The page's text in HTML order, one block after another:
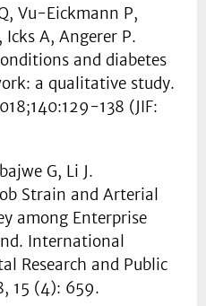
Vu-Eickmann P,
A, Angerer P.
and diabetes
a qualitative study.
138 (JIF:
G, Li J.
Strain and Arterial
among Enterprise
International
Research and Public
15 (4): 659.